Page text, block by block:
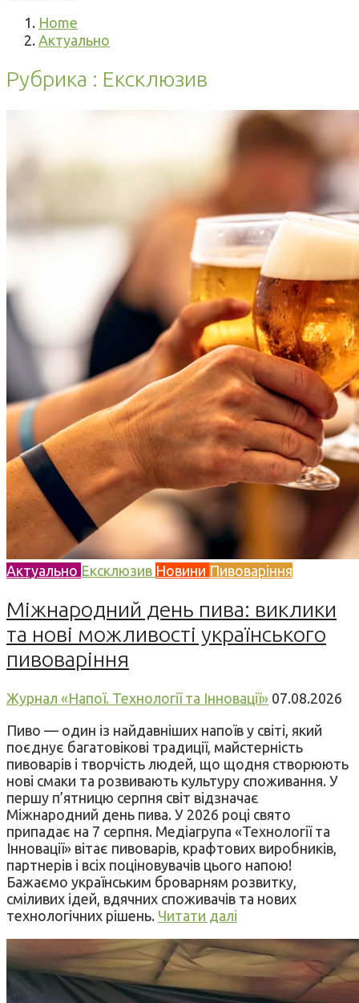
Home
Актуально
Рубрика : Ексклюзив
Актуально Ексклюзив Новини Пивоваріння
Міжнародний день пива: виклики
та нові можливості українського
пивоваріння
Журнал «Напої. Технології та Інновації» 07.08.2026
Пиво — один із найдавніших напоїв у світі, який
поєднує багатовікові традиції, майстерність
пивоварів і творчість людей, що щодня створюють
нові смаки та розвивають культуру споживання. У
першу п’ятницю серпня світ відзначає
Міжнародний день пива. У 2026 році свято
припадає на 7 серпня. Медіагрупа «Технології та
Інновації» вітає пивоварів, крафтових виробників,
партнерів і всіх поціновувачів цього напою!
Бажаємо українським броварням розвитку,
сміливих ідей, вдячних споживачів та нових
технологічних рішень. Читати далі